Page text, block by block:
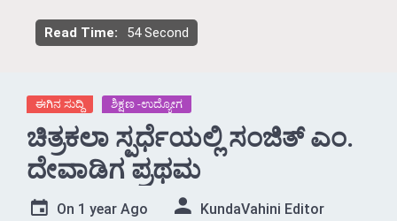
Read Time: 54 Second
ಈಗಿನ ಸುದ್ದಿ ಶಿಕ್ಷಣ -ಉದ್ಯೋಗ
ಚಿತ್ರಕಲಾ ಸ್ಪರ್ಧೆಯಲ್ಲಿ ಸಂಜಿತ್ ಎಂ.
ದೇವಾಡಿಗ ಪ್ರಥಮ
On 1 year Ago KundaVahini Editor